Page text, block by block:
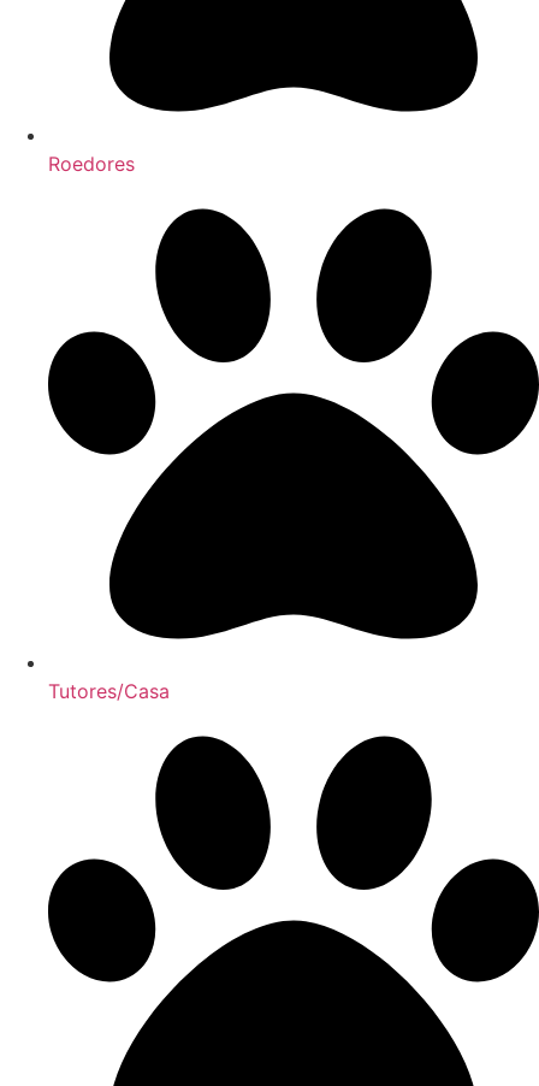
Roedores
Tutores/Casa